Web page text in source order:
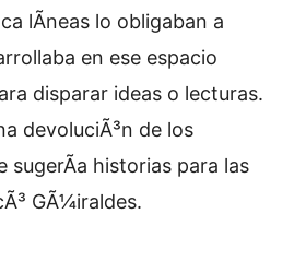
lÃ­neas lo obligaban a
en ese espacio
disparar ideas o lecturas.
devoluciÃ³n de los
sugerÃ­a historias para las
GÃ¼iraldes.